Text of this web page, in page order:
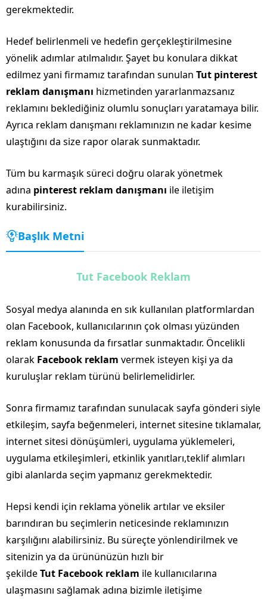
gerekmektedir.
Hedef belirlenmeli ve hedefin gerçekleştirilmesine
yönelik adımlar atılmalıdır. Şayet bu konulara dikkat
edilmez yani firmamız tarafından sunulan Tut pinterest
reklam danışmanı hizmetinden yararlanmazsanız
reklamını beklediğiniz olumlu sonuçları yaratamaya bilir.
Ayrıca reklam danışmanı reklamınızın ne kadar kesime
ulaştığını da size rapor olarak sunmaktadır.
Tüm bu karmaşık süreci doğru olarak yönetmek
adına pinterest reklam danışmanı ile iletişim
kurabilirsiniz.
Başlık Metni
Tut Facebook Reklam
Sosyal medya alanında en sık kullanılan platformlardan
olan Facebook, kullanıcılarının çok olması yüzünden
reklam konusunda da fırsatlar sunmaktadır. Öncelikli
olarak Facebook reklam vermek isteyen kişi ya da
kuruluşlar reklam türünü belirlemelidirler.
Sonra firmamız tarafından sunulacak sayfa gönderi siyle
etkileşim, sayfa beğenmeleri, internet sitesine tıklamalar,
internet sitesi dönüşümleri, uygulama yüklemeleri,
uygulama etkileşimleri, etkinlik yanıtları,teklif alımları
gibi alanlarda seçim yapmanız gerekmektedir.
Hepsi kendi için reklama yönelik artılar ve eksiler
barındıran bu seçimlerin neticesinde reklamınızın
karşılığını alabilirsiniz. Bu süreçte yönlendirilmek ve
sitenizin ya da ürününüzün hızlı bir
şekildeTut Facebook reklam ile kullanıcılarına
ulaşmasını sağlamak adına bizimle iletişime